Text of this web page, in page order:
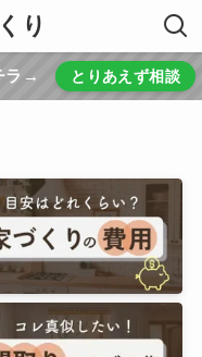
り
ラ→ とりあえず相談